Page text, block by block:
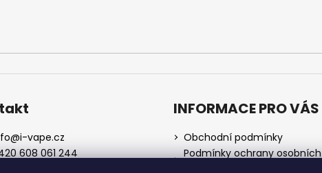
@i-vape.cz
608 061 244
INFORMACE PRO VÁS
Obchodní podmínky
Podmínky ochrany osobních